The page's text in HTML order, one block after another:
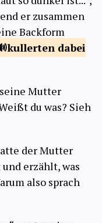
er zusammen
Backform
kullerten dabei
Mutter
du was? Sieh
der Mutter
erzählt, was
also sprach